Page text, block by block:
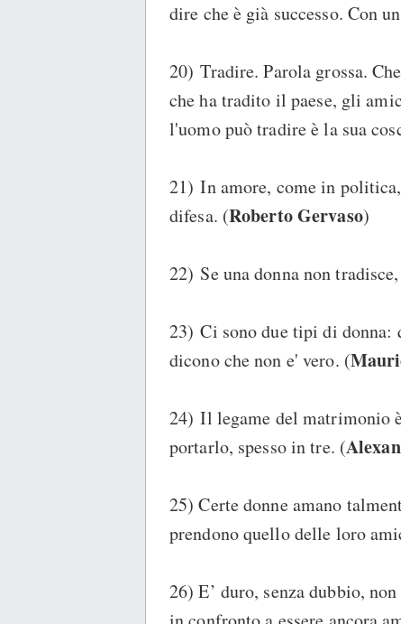
dire che è già successo. Con
20) Tradire. Parola grossa.
che ha tradito il paese, gli
l'uomo può tradire è la sua
21) In amore, come in
difesa. (Roberto Gervaso)
22) Se una donna non
23) Ci sono due tipi di donna:
dicono che non e' vero. (
24) Il legame del matrimonio
portarlo, spesso in tre. (
25) Certe donne amano
prendono quello delle loro
26) E’ duro, senza dubbio,